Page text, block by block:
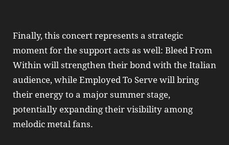
Finally, this concert represents a strategic
moment for the support acts as well: Bleed From
Within will strengthen their bond with the Italian
audience, while Employed To Serve will bring
their energy to a major summer stage,
potentially expanding their visibility among
melodic metal fans.